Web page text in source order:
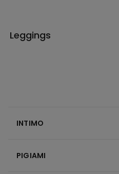
Leggings
INTIMO
PIGIAMI